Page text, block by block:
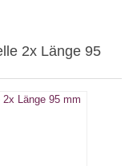
2x Länge 95